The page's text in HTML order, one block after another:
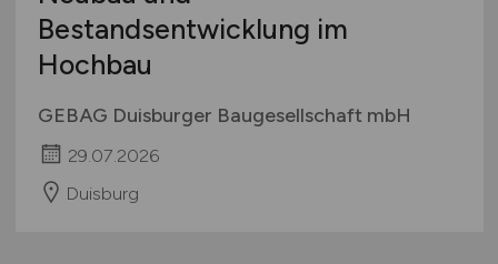
Bestandsentwicklung im
Hochbau
GEBAG Duisburger Baugesellschaft mbH
29.07.2026
Duisburg